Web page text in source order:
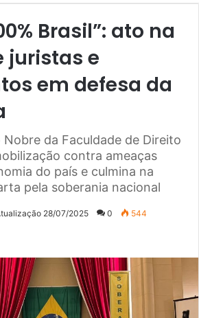
Brasil”: ato na
juristas e
em defesa da
Nobre da Faculdade de Direito
contra ameaças
do país e culmina na
pela soberania nacional
28/07/2025 0 544